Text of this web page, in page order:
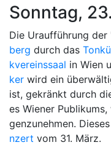
Sonntag,
Die Uraufführung der
berg durch das
kvereinssaal in Wien
ker wird ein
ist, gekränkt durch
es Wiener
genzunehmen.
nzert vom 31. März.